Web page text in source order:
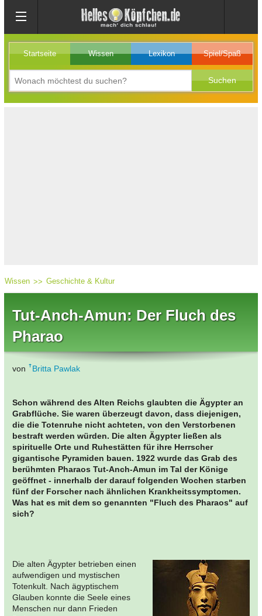
Startseite Wissen Lexikon Spiel/Spaß
Wissen Geschichte & Kultur
Tut-Anch-Amun: Der Fluch des
Pharao
von Britta Pawlak
Schon während des Alten Reichs glaubten die Ägypter an
Grabflüche. Sie waren überzeugt davon, dass diejenigen,
die die Totenruhe nicht achteten, von den Verstorbenen
bestraft werden würden. Die alten Ägypter ließen als
spirituelle Orte und Ruhestätten für ihre Herrscher
gigantische Pyramiden bauen. 1922 wurde das Grab des
berühmten Pharaos Tut-Anch-Amun im Tal der Könige
geöffnet - innerhalb der darauf folgenden Wochen starben
fünf der Forscher nach ähnlichen Krankheitssymptomen.
Was hat es mit dem so genannten "Fluch des Pharaos" auf
sich?
Die alten Ägypter betrieben einen
aufwendigen und mystischen
Totenkult. Nach ägyptischem
Glauben konnte die Seele eines
Menschen nur dann Frieden